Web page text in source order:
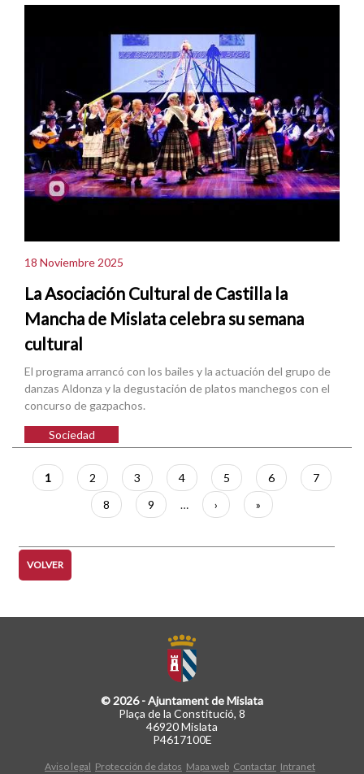
18 Noviembre 2025
La Asociación Cultural de Castilla la
Mancha de Mislata celebra su semana
cultural
El programa arrancó con los bailes y la actuación del grupo de
danzas Aldonza y la degustación de platos manchegos con el
concurso de gazpachos.
Sociedad
Paginación
Página
actual
1 Página
2 Página
3 Página
4 Página
5 Página
6 Página
7
Página
8 Página
9 …
Siguiente
página
›
Última
página
»
VOLVER
© 2026 - Ajuntament de Mislata
Plaça de la Constitució, 8
46920 Mislata
P4617100E
Aviso legal Protección de datos Mapa web Contactar Intranet